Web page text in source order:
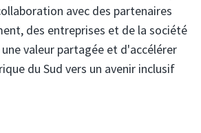
avec des partenaires
des entreprises et de la société
valeur partagée et d'accélérer
du Sud vers un avenir inclusif